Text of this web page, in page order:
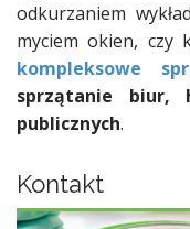
odkurzaniem
myciem okien, czy
kompleksowe
sprzątanie biur,
publicznych.
Kontakt